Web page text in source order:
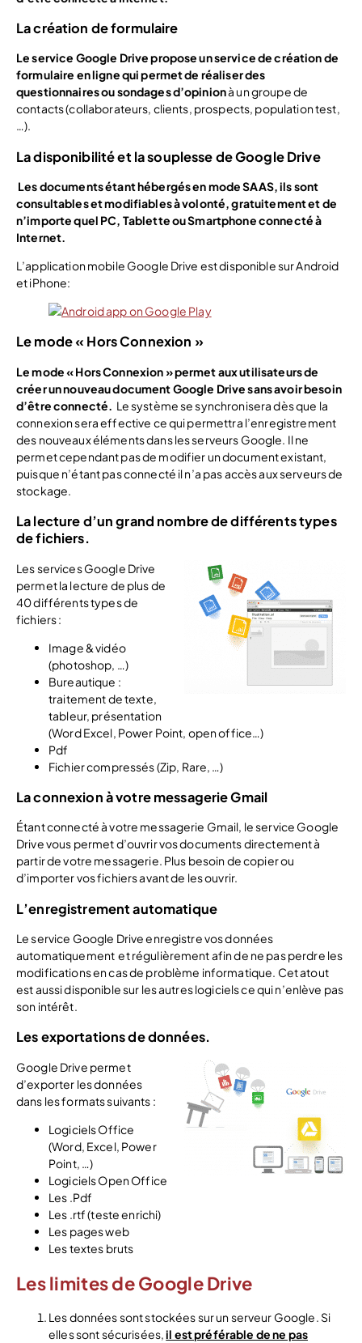
La création de formulaire
Le service Google Drive propose un service de création de
formulaire en ligne qui permet de réaliser des
questionnaires ou sondages d’opinionà un groupe de
contacts (collaborateurs, clients, prospects, population test,
…).
La disponibilité et la souplesse de Google Drive
Les documents étant hébergés en mode SAAS, ils sont
consultables et modifiables à volonté, gratuitement et de
n’importe quel PC, Tablette ou Smartphone connecté à
Internet.
L’application mobile Google Drive est disponible sur Android
et iPhone:
Le mode « Hors Connexion »
Le mode « Hors Connexion » permet aux utilisateurs de
créer un nouveau document Google Drive sans avoir besoin
d’être connecté. Le système se synchronisera dès que la
connexion sera effective ce qui permettra l’enregistrement
des nouveaux éléments dans les serveurs Google. Il ne
permet cependant pas de modifier un document existant,
puisque n’étant pas connecté il n’a pas accès aux serveurs de
stockage.
La lecture d’un grand nombre de différents types
de fichiers.
Les services Google Drive
permet la lecture de plus de
40 différents types de
fichiers :
Image & vidéo
(photoshop, …)
Bureautique :
traitement de texte,
tableur, présentation
(Word Excel, Power Point, open office…)
Pdf
Fichier compressés (Zip, Rare, …)
La connexion à votre messagerie Gmail
Étant connecté à votre messagerie Gmail, le service Google
Drive vous permet d’ouvrir vos documents directement à
partir de votre messagerie. Plus besoin de copier ou
d’importer vos fichiers avant de les ouvrir.
L’enregistrement automatique
Le service Google Drive enregistre vos données
automatiquement et régulièrement afin de ne pas perdre les
modifications en cas de problème informatique. Cet atout
est aussi disponible sur les autres logiciels ce qui n’enlève pas
son intérêt.
Les exportations de données.
Google Drive permet
d’exporter les données
dans les formats suivants :
Logiciels Office
(Word, Excel, Power
Point, …)
Logiciels Open Office
Les .Pdf
Les .rtf (teste enrichi)
Les pages web
Les textes bruts
Les limites de Google Drive
Les données sont stockées sur un serveur Google. Si
elles sont sécurisées,il est préférable de ne pas